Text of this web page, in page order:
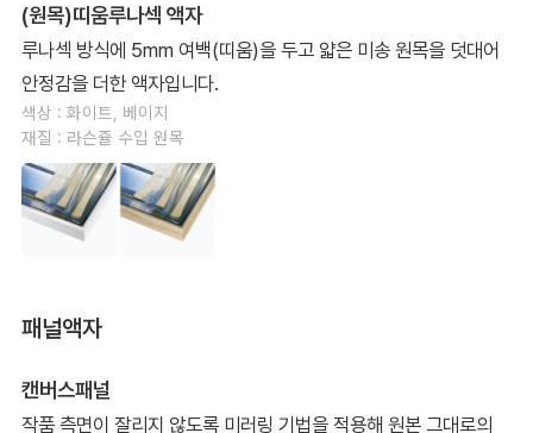
(원목)띠움루나섹 액자
루나섹 방식에 5mm 여백(띠움)을 두고 얇은 미송 원목을 덧대어
안정감을 더한 액자입니다.
색상 : 화이트, 베이지
재질 : 라슨쥴 수입 원목
패널액자
캔버스패널
작품 측면이 잘리지 않도록 미러링 기법을 적용해 원본 그대로의